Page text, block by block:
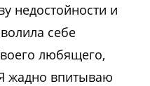
недостойности и
себе
любящего,
жадно впитываю